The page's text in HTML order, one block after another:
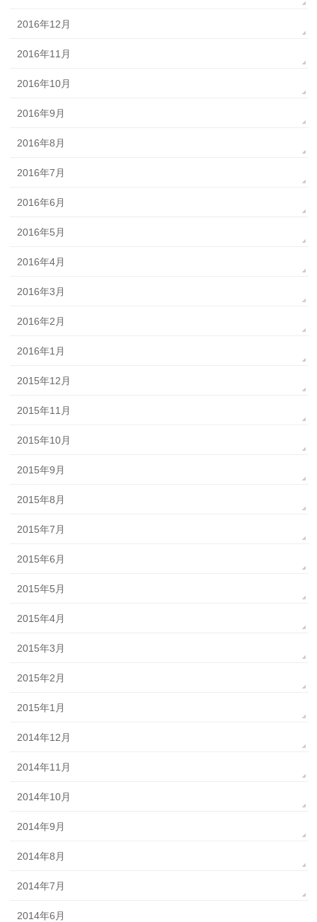
2016年12月
2016年11月
2016年10月
2016年9月
2016年8月
2016年7月
2016年6月
2016年5月
2016年4月
2016年3月
2016年2月
2016年1月
2015年12月
2015年11月
2015年10月
2015年9月
2015年8月
2015年7月
2015年6月
2015年5月
2015年4月
2015年3月
2015年2月
2015年1月
2014年12月
2014年11月
2014年10月
2014年9月
2014年8月
2014年7月
2014年6月